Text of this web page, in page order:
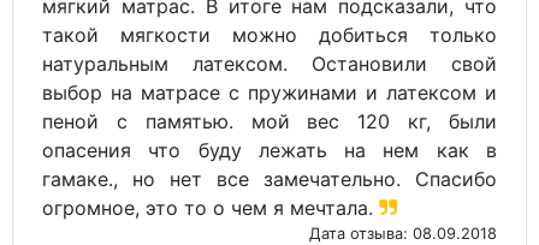
мягкий матрас. В итоге нам подсказали, что
такой мягкости можно добиться только
натуральным латексом. Остановили свой
выбор на матрасе с пружинами и латексом и
пеной с памятью. мой вес 120 кг, были
опасения что буду лежать на нем как в
гамаке., но нет все замечательно. Спасибо
огромное, это то о чем я мечтала.
Дата отзыва: 08.09.2018